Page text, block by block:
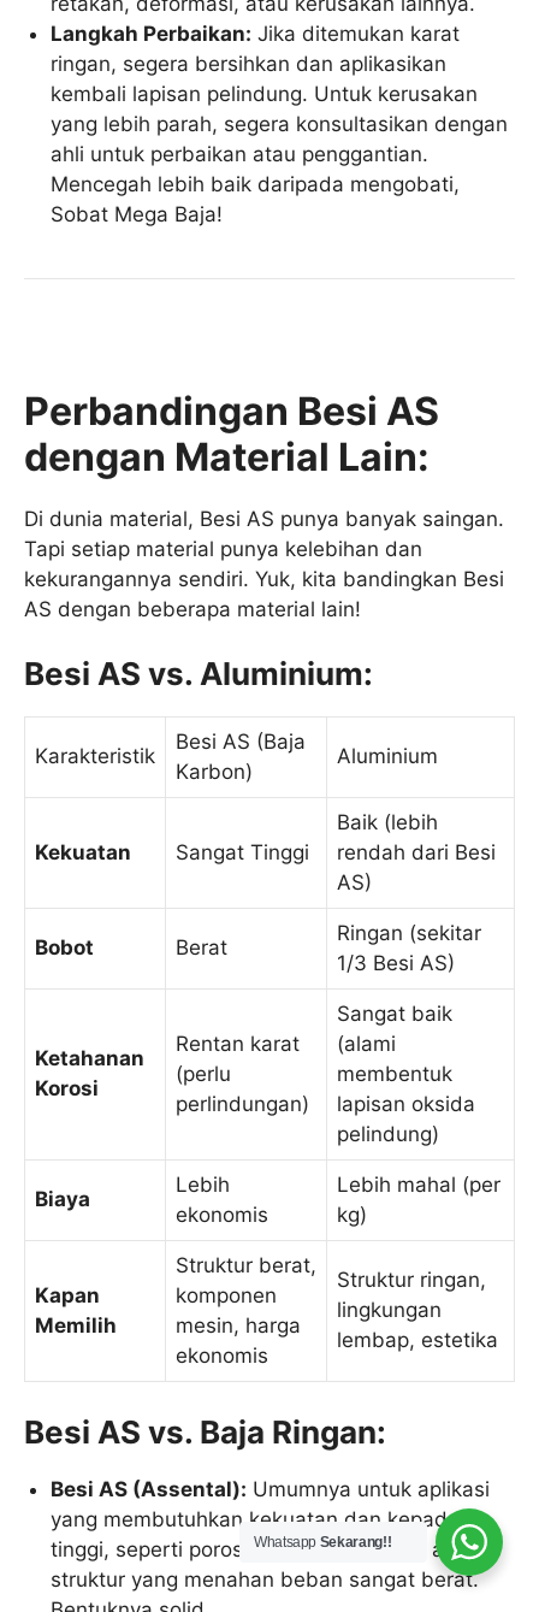
Langkah Perbaikan: Jika ditemukan karat
ringan, segera bersihkan dan aplikasikan
kembali lapisan pelindung. Untuk kerusakan
yang lebih parah, segera konsultasikan dengan
ahli untuk perbaikan atau penggantian.
Mencegah lebih baik daripada mengobati,
Sobat Mega Baja!
Perbandingan Besi AS
dengan Material Lain:
Di dunia material, Besi AS punya banyak saingan.
Tapi setiap material punya kelebihan dan
kekurangannya sendiri. Yuk, kita bandingkan Besi
AS dengan beberapa material lain!
Besi AS vs. Aluminium:
Karakteristik
Besi AS (Baja
Karbon)
Aluminium
Kekuatan Sangat Tinggi
Baik (lebih
rendah dari Besi
AS)
Bobot Berat
Ringan (sekitar
1/3 Besi AS)
Ketahanan
Korosi
Rentan karat
(perlu
perlindungan)
Sangat baik
(alami
membentuk
lapisan oksida
pelindung)
Biaya
Lebih
ekonomis
Lebih mahal (per
kg)
Kapan
Memilih
Struktur berat,
komponen
mesin, harga
ekonomis
Struktur ringan,
lingkungan
lembap, estetika
Besi AS vs. Baja Ringan:
Besi AS (Assental): Umumnya untuk aplikasi
yang membutuhkan kekuatan dan kepadatan
tinggi, seperti poros, komponen mesin, atau
struktur yang menahan beban sangat berat.
Whatsapp Sekarang!!